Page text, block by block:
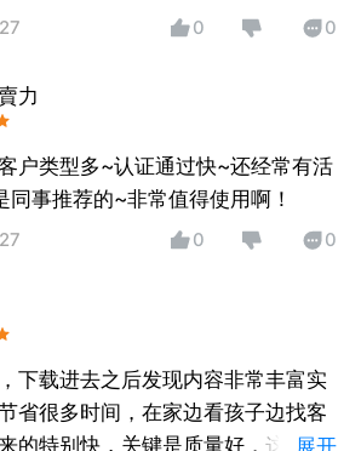
0 0
力
户类型多~认证通过快~还经常有活
同事推荐的~非常值得使用啊！
0 0
下载进去之后发现内容非常丰富实
省很多时间，在家边看孩子边找客
的特别快，关键是质量好，这点更
展开